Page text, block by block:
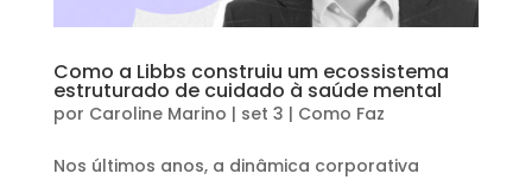
Como a Libbs construiu um ecossistema
estruturado de cuidado à saúde mental
por Caroline Marino | set 3 | Como Faz
Nos últimos anos, a dinâmica corporativa